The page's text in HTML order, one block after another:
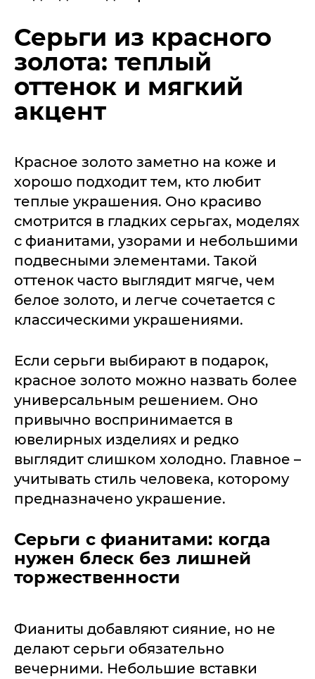
Серьги из красного
золота: теплый
оттенок и мягкий
акцент
Красное золото заметно на коже и
хорошо подходит тем, кто любит
теплые украшения. Оно красиво
смотрится в гладких серьгах, моделях
с фианитами, узорами и небольшими
подвесными элементами. Такой
оттенок часто выглядит мягче, чем
белое золото, и легче сочетается с
классическими украшениями.
Если серьги выбирают в подарок,
красное золото можно назвать более
универсальным решением. Оно
привычно воспринимается в
ювелирных изделиях и редко
выглядит слишком холодно. Главное –
учитывать стиль человека, которому
предназначено украшение.
Серьги с фианитами: когда
нужен блеск без лишней
торжественности
Фианиты добавляют сияние, но не
делают серьги обязательно
вечерними. Небольшие вставки